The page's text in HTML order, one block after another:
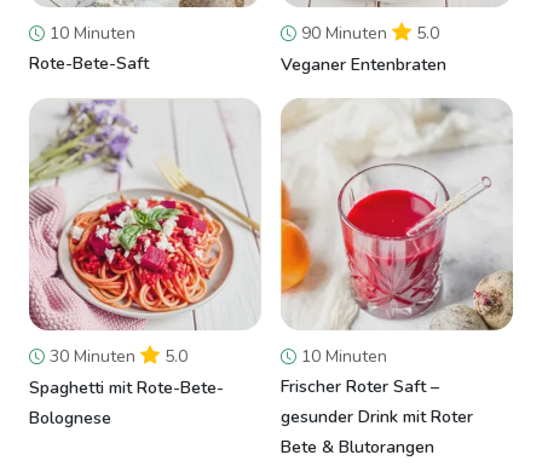
10 Minuten
Rote-Bete-Saft
90 Minuten
5.0
Veganer Entenbraten
30 Minuten
5.0
Spaghetti mit Rote-Bete-
Bolognese
10 Minuten
Frischer Roter Saft –
gesunder Drink mit Roter
Bete & Blutorangen